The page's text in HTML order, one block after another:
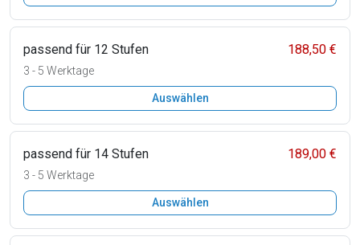
passend für 12 Stufen 188,50 €
3 - 5 Werktage
Auswählen
passend für 14 Stufen 189,00 €
3 - 5 Werktage
Auswählen